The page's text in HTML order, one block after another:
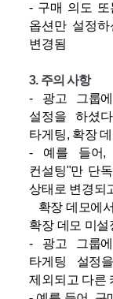
- 구매 의도 또
옵션만 설정
변경됨
3. 주의 사항
- 광고 그룹
설정을 하셨
타게팅, 확장
- 예를 들어,
컨설팅"만 단
상태로 변경되
확장 데모에
확장 데모 미
- 광고 그룹
타게팅 설정
제외되고 다른